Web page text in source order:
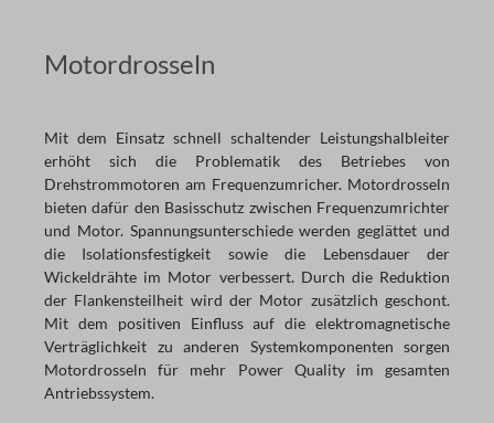
Motordrosseln
Mit dem Einsatz schnell schaltender Leistungshalbleiter
erhöht sich die Problematik des Betriebes von
Drehstrommotoren am Frequenzumricher. Motordrosseln
bieten dafür den Basisschutz zwischen Frequenzumrichter
und Motor. Spannungsunterschiede werden geglättet und
die Isolationsfestigkeit sowie die Lebensdauer der
Wickeldrähte im Motor verbessert. Durch die Reduktion
der Flankensteilheit wird der Motor zusätzlich geschont.
Mit dem positiven Einfluss auf die elektromagnetische
Verträglichkeit zu anderen Systemkomponenten sorgen
Motordrosseln für mehr Power Quality im gesamten
Antriebssystem.